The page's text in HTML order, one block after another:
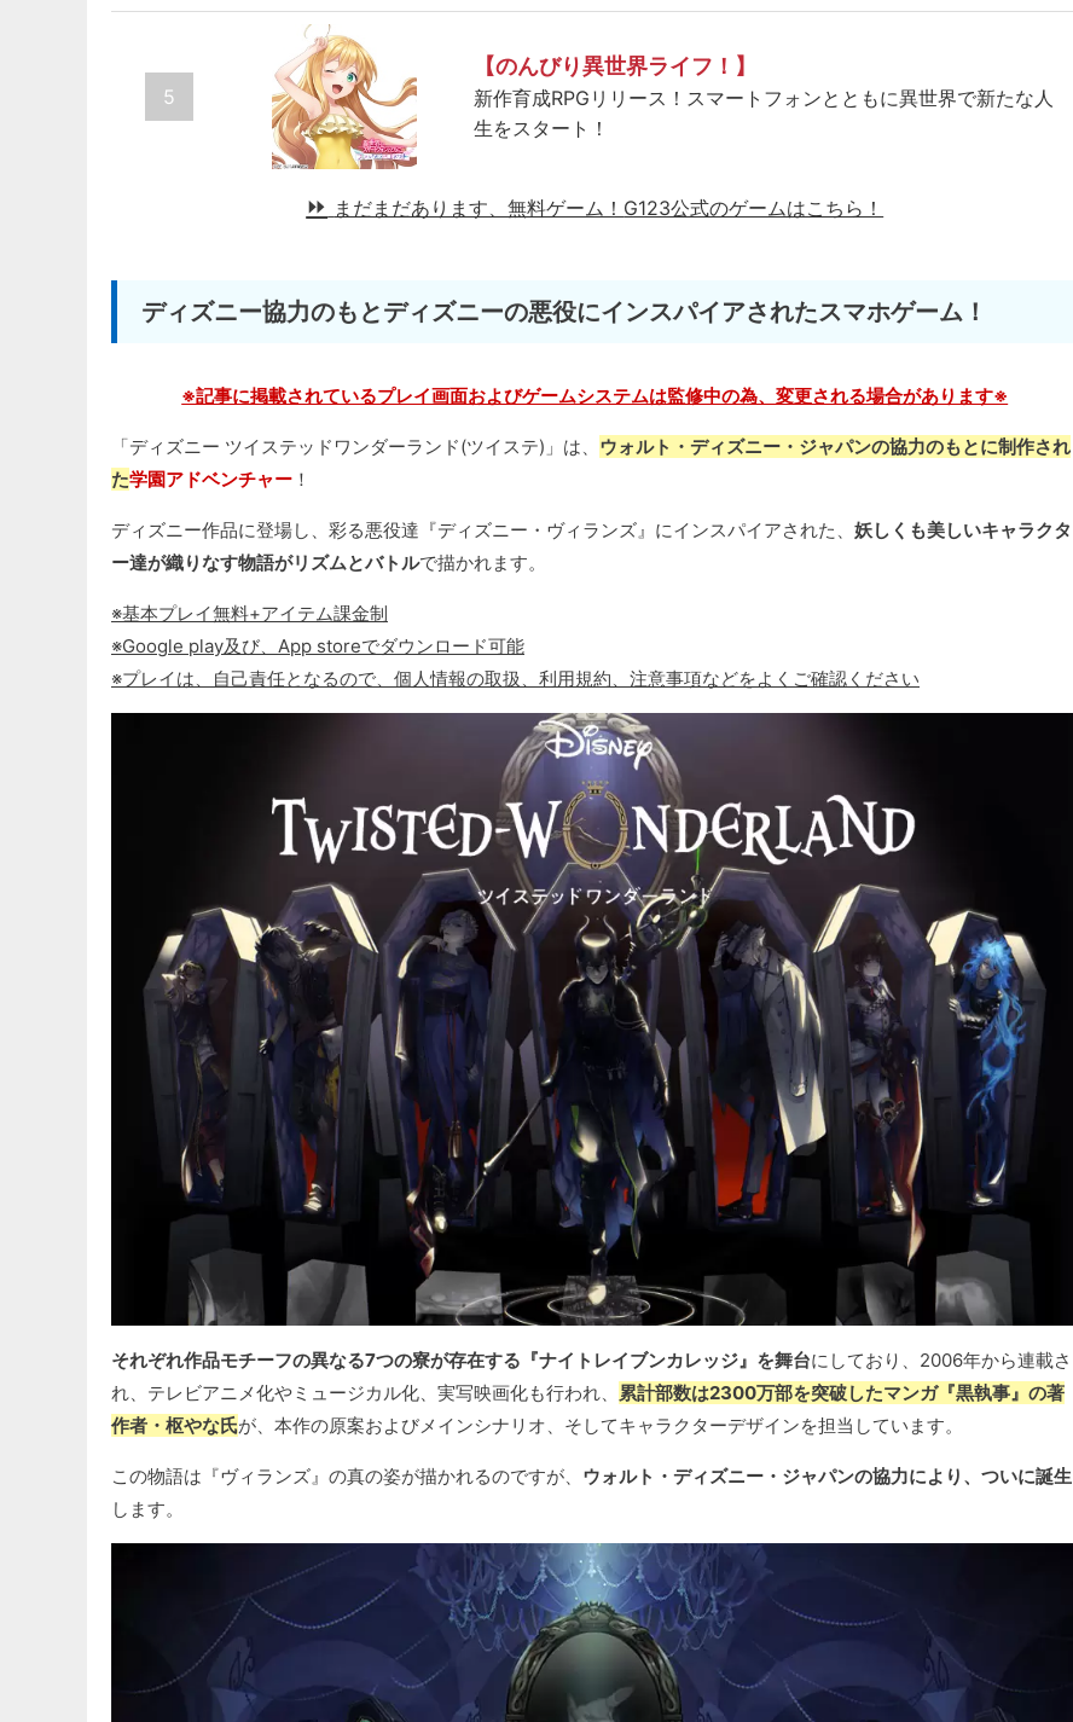
5
【のんびり異世界ライフ！】
新作育成RPGリリース！スマートフォンとともに異世界で新たな人
生をスタート！
まだまだあります、無料ゲーム！ G123公式のゲームはこちら！
ディズニー協力のもとディズニーの悪役にインスパイアされたスマホゲーム！
※記事に掲載されているプレイ画面およびゲームシステムは監修中の為、変更される場合があります※
「ディズニー ツイステッドワンダーランド(ツイステ)」は、 ウォルト・ディズニー・ジャパンの協力のもとに制作され
た学園アドベンチャー ！
ディズニー作品に登場し、彩る悪役達『ディズニー・ヴィランズ』にインスパイアされた、 妖しくも美しいキャラクタ
ー達が織りなす物語がリズムとバトルで描かれます。
※基本プレイ無料+アイテム課金制
※Google play及び、App storeでダウンロード可能
※プレイは、自己責任となるので、個人情報の取扱、利用規約、注意事項などをよくご確認ください
それぞれ作品モチーフの異なる7つの寮が存在する『ナイトレイブンカレッジ』を舞台にしており、2006年から連載さ
れ、テレビアニメ化やミュージカル化、実写映画化も行われ、 累計部数は2300万部を突破したマンガ『黒執事』の著
作者・枢やな氏が、本作の原案およびメインシナリオ、そしてキャラクターデザインを担当しています。
この物語は『ヴィランズ』の真の姿が描かれるのですが、 ウォルト・ディズニー・ジャパンの協力により、ついに誕生
します。